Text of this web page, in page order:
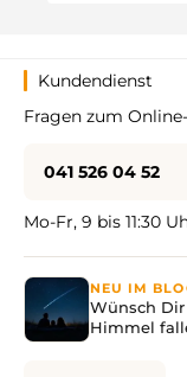
Kundendienst
Fragen zum
041 526 04 52
Mo-Fr, 9 bis 11:30
NEU IM
Wünsch
Himmel